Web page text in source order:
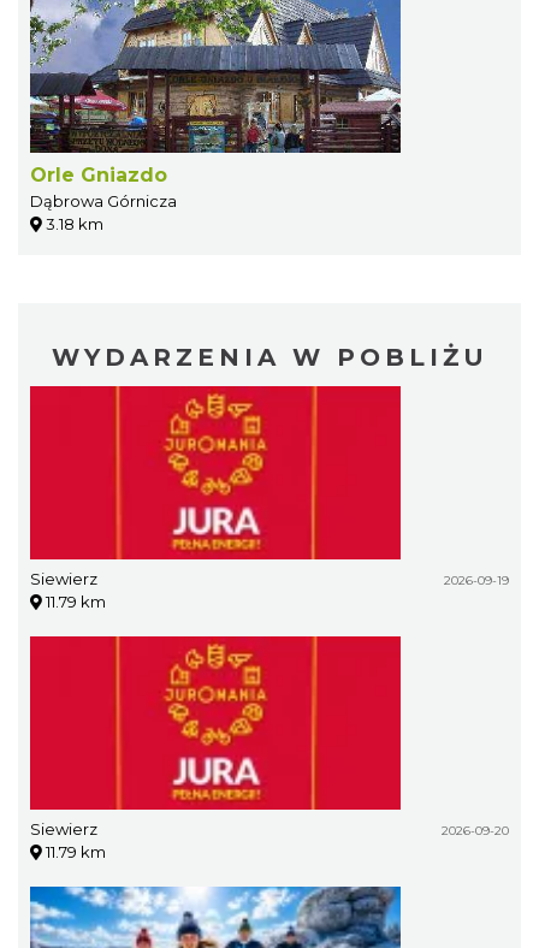
Orle Gniazdo
Dąbrowa Górnicza
3.18 km
WYDARZENIA W POBLIŻU
Siewierz 2026-09-19
11.79 km
Siewierz 2026-09-20
11.79 km